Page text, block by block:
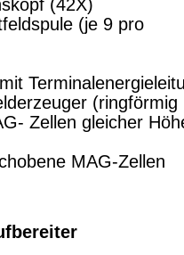
(42X)
(je 9 pro
(ringförmig
Zellen gleicher
MAG-Zellen